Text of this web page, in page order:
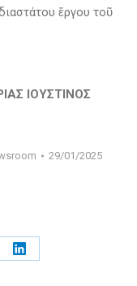
ἔργου τοῦ
ΙΟΥΣΤΙΝΟΣ
29/01/2025
Share